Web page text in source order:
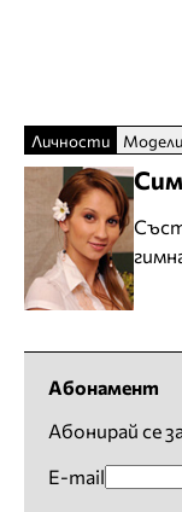
Личности Модели
Абонамент
Абонирай се
E-mail